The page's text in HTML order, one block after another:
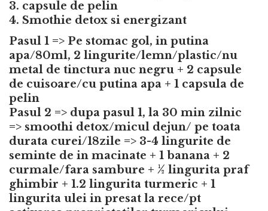
3. capsule de pelin
4. Smothie detox si energizant
Pasul 1 => Pe stomac gol, in putina
apa/80ml, 2 lingurite/lemn/plastic/nu
metal de tinctura nuc negru + 2 capsule
de cuisoare/cu putina apa + 1 capsula de
pelin
Pasul 2 => dupa pasul 1, la 30 min zilnic
=> smoothi detox/micul dejun/ pe toata
durata curei/18zile => 3-4 lingurite de
seminte de in macinate + 1 banana + 2
curmale/fara sambure + ½ lingurita praf
ghimbir + 1.2 lingurita turmeric + 1
lingurita ulei in presat la rece/pt